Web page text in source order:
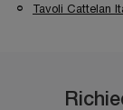
Tavoli Cattelan